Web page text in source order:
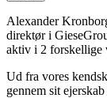
Alexander
direktør i
aktiv i 2 forskellige
Ud fra vores
gennem sit